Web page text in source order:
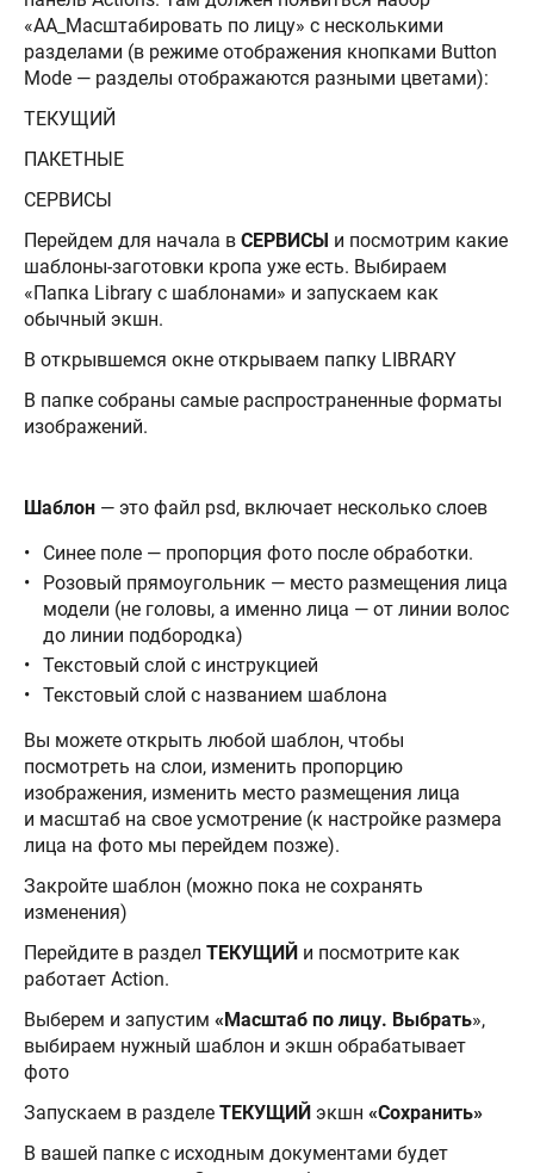
«AA_Масштабировать по лицу» с несколькими
разделами (в режиме отображения кнопками Button
Mode — разделы отображаются разными цветами):
ТЕКУЩИЙ
ПАКЕТНЫЕ
СЕРВИСЫ
Перейдем для начала в СЕРВИСЫ и посмотрим какие
шаблоны-заготовки кропа уже есть. Выбираем
«Папка Library с шаблонами» и запускаем как
обычный экшн.
В открывшемся окне открываем папку LIBRARY
В папке собраны самые распространенные форматы
изображений.
Шаблон — это файл psd, включает несколько слоев
Синее поле — пропорция фото после обработки.
Розовый прямоугольник — место размещения лица
модели (не головы, а именно лица — от линии волос
до линии подбородка)
Текстовый слой с инструкцией
Текстовый слой с названием шаблона
Вы можете открыть любой шаблон, чтобы
посмотреть на слои, изменить пропорцию
изображения, изменить место размещения лица
и масштаб на свое усмотрение (к настройке размера
лица на фото мы перейдем позже).
Закройте шаблон (можно пока не сохранять
изменения)
Перейдите в раздел ТЕКУЩИЙ и посмотрите как
работает Action.
Выберем и запустим «Масштаб по лицу. Выбрать»,
выбираем нужный шаблон и экшн обрабатывает
фото
Запускаем в разделе ТЕКУЩИЙ экшн «Сохранить»
В вашей папке с исходным документами будет